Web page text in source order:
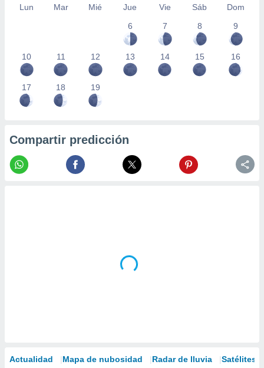
Lun Mar Mié Jue Vie Sáb
Dom
6
7 8 9
10 11 12 13 14 15 16
17 18 19
Compartir predicción
Actualidad Mapa de nubosidad Radar de lluvia Satélites